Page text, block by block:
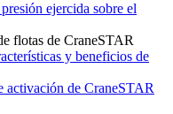
ejercida sobre el
flotas de CraneSTAR
y beneficios de
activación de CraneSTAR